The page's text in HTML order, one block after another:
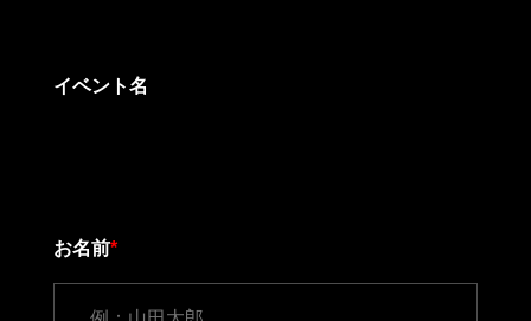
イベント名
お名前*